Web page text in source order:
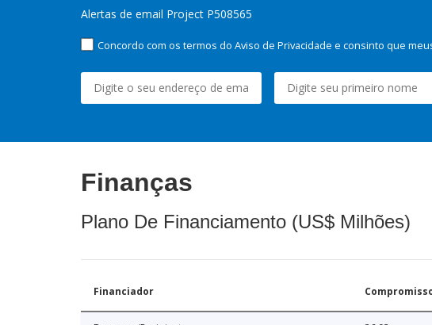
Alertas de email Project P508565
Concordo com os termos do Aviso de Privacidade e consinto que
Finanças
Plano De Financiamento (US$ Milhões)
Financiador